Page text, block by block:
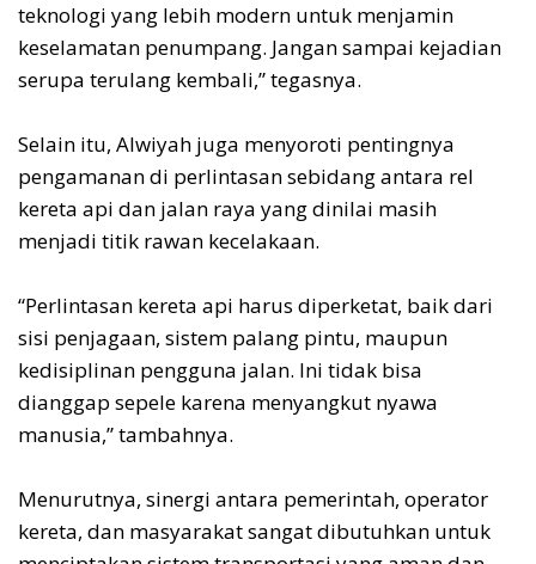
teknologi yang lebih modern untuk menjamin
keselamatan penumpang. Jangan sampai kejadian
serupa terulang kembali,” tegasnya.
Selain itu, Alwiyah juga menyoroti pentingnya
pengamanan di perlintasan sebidang antara rel
kereta api dan jalan raya yang dinilai masih
menjadi titik rawan kecelakaan.
“Perlintasan kereta api harus diperketat, baik dari
sisi penjagaan, sistem palang pintu, maupun
kedisiplinan pengguna jalan. Ini tidak bisa
dianggap sepele karena menyangkut nyawa
manusia,” tambahnya.
Menurutnya, sinergi antara pemerintah, operator
kereta, dan masyarakat sangat dibutuhkan untuk